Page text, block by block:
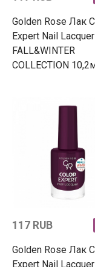
Golden Rose Лак
Expert Nail
FALL&WINTER
COLLECTION
117 RUB
Golden Rose Лак
Expert Nail